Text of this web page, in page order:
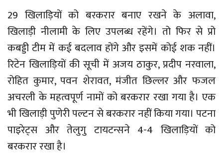
29 खिलाड़ियों को बरकरार बनाए रखने के अलावा,
खिलाड़ी नीलामी के लिए उपलब्ध रहेंगे। तो फिर से प्रो
कबड्डी टीम में कई बदलाव होंगे और इसमें कोई शक नहीं।
रिटेन खिलाड़ियों की सूची में अजय ठाकुर, प्रदीप नरवाला,
रोहित कुमार, पवन शेरावत, मंजीत छिल्लर और फजल
अचरली के महत्वपूर्ण नामों को बरकरार रखा गया है। एक
भी खिलाड़ी पुणेरी पल्टन से बरकरार नहीं किया गया। पटना
पाइरेट्स और तेलुगु टायटन्सने 4-4 खिलाड़ियों को
बरकरार रखा है।